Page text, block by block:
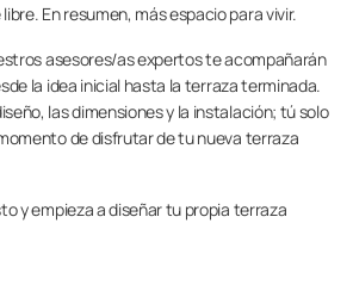
En resumen, más espacio para vivir.
asesores/as expertos te acompañarán
la idea inicial hasta la terraza terminada.
las dimensiones y la instalación; tú solo
de disfrutar de tu nueva terraza
y empieza a diseñar tu propia terraza